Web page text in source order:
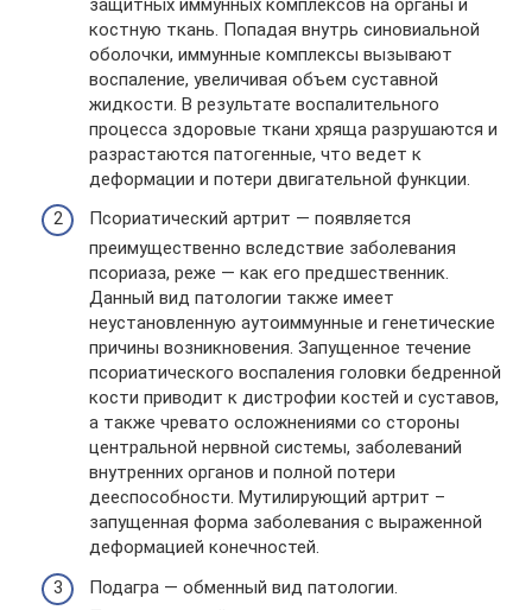
костную ткань. Попадая внутрь синовиальной
оболочки, иммунные комплексы вызывают
воспаление, увеличивая объем суставной
жидкости. В результате воспалительного
процесса здоровые ткани хряща разрушаются и
разрастаются патогенные, что ведет к
деформации и потери двигательной функции.
Псориатический артрит — появляется
преимущественно вследствие заболевания
псориаза, реже — как его предшественник.
Данный вид патологии также имеет
неустановленную аутоиммунные и генетические
причины возникновения. Запущенное течение
псориатического воспаления головки бедренной
кости приводит к дистрофии костей и суставов,
а также чревато осложнениями со стороны
центральной нервной системы, заболеваний
внутренних органов и полной потери
дееспособности. Мутилирующий артрит –
запущенная форма заболевания с выраженной
деформацией конечностей.
Подагра — обменный вид патологии.